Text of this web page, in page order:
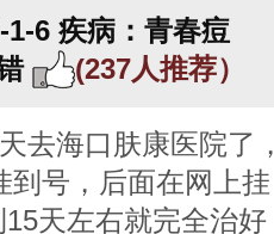
1-6 疾病：青春痘
(237人推荐）
去海口肤康医院了，
到号，后面在网上挂
天左右就完全治好